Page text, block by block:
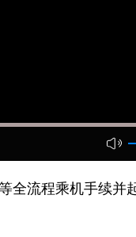
流程乘机手续并